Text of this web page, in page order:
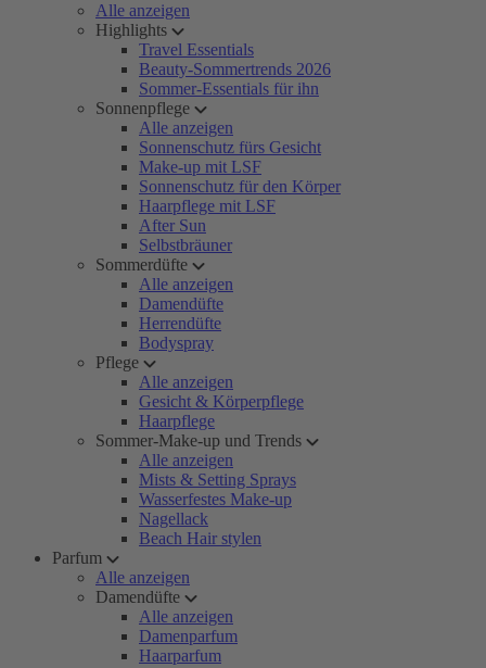
Alle anzeigen
Highlights
Travel Essentials
Beauty-Sommertrends 2026
Sommer-Essentials für ihn
Sonnenpflege
Alle anzeigen
Sonnenschutz fürs Gesicht
Make-up mit LSF
Sonnenschutz für den Körper
Haarpflege mit LSF
After Sun
Selbstbräuner
Sommerdüfte
Alle anzeigen
Damendüfte
Herrendüfte
Bodyspray
Pflege
Alle anzeigen
Gesicht & Körperpflege
Haarpflege
Sommer-Make-up und Trends
Alle anzeigen
Mists & Setting Sprays
Wasserfestes Make-up
Nagellack
Beach Hair stylen
Parfum
Alle anzeigen
Damendüfte
Alle anzeigen
Damenparfum
Haarparfum